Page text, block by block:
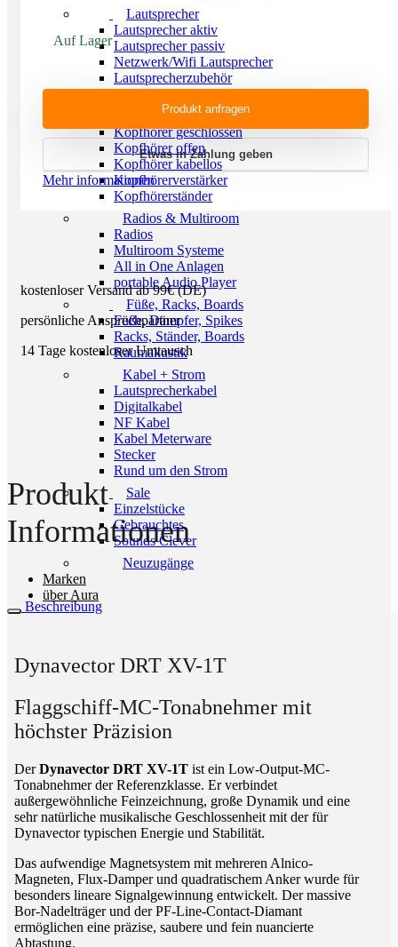
Lautsprecher
Lautsprecher aktiv
Lautsprecher passiv
Netzwerk/Wifi Lautsprecher
Lautsprecherzubehör
Kopfhörer geschlossen
Kopfhörer offen
Kopfhörer kabellos
Kopfhörerverstärker
Kopfhörerständer
Radios & Multiroom
Radios
Multiroom Systeme
All in One Anlagen
portable Audio Player
Füße, Racks, Boards
Füße, Dämpfer, Spikes
Racks, Ständer, Boards
Raumakustik
Kabel + Strom
Lautsprecherkabel
Digitalkabel
NF Kabel
Kabel Meterware
Stecker
Rund um den Strom
Sale
Einzelstücke
Gebrauchtes
Sounds Clever
Neuzugänge
Marken
über Aura
Auf Lager
Produkt anfragen
Etwas in Zahlung geben
Mehr informationen
kostenloser Versand ab 99€ (DE)
persönliche Ansprechpartner
14 Tage kostenloser Umtausch
Produkt
Informationen
Beschreibung
Dynavector DRT XV-1T
Flaggschiff-MC-Tonabnehmer mit
höchster Präzision
DerDynavector DRT XV-1T ist ein Low-Output-MC-
Tonabnehmer der Referenzklasse. Er verbindet
außergewöhnliche Feinzeichnung, große Dynamik und eine
sehr natürliche musikalische Geschlossenheit mit der für
Dynavector typischen Energie und Stabilität.
Das aufwendige Magnetsystem mit mehreren Alnico-
Magneten, Flux-Damper und quadratischem Anker wurde für
besonders lineare Signalgewinnung entwickelt. Der massive
Bor-Nadelträger und der PF-Line-Contact-Diamant
ermöglichen eine präzise, saubere und fein nuancierte
Abtastung.